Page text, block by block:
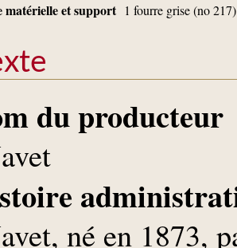
matérielle et support 1 fourre grise (no 217)
du producteur
né en 1873,